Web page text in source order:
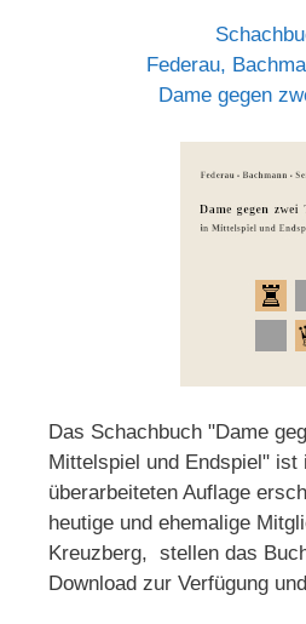
Federau,
Dame gegen
Das Schachbuch "Dame
Mittelspiel und Endspiel" ist
überarbeiteten Auflage
heutige und ehemalige
Kreuzberg, stellen das
Download zur Verfügung